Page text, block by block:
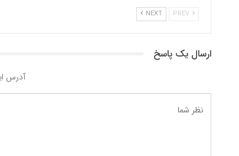
NEXT
ارسال یک پاسخ
آدرس